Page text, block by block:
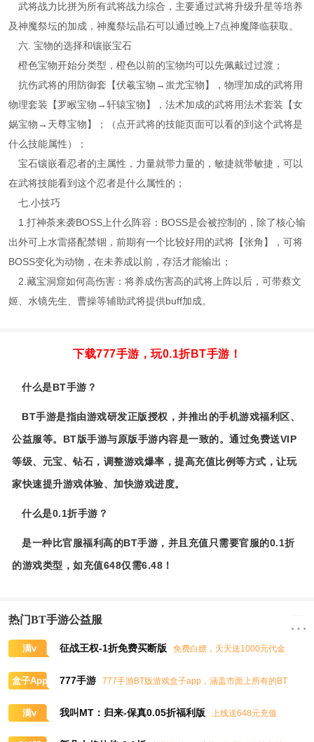
武将战力比拼为所有武将战力综合，主要通过武将升级升星等培养
及神魔祭坛的加成，神魔祭坛晶石可以通过晚上7点神魔降临获取。
六. 宝物的选择和镶嵌宝石
橙色宝物开始分类型，橙色以前的宝物均可以先佩戴过过渡；
抗伤武将的用防御套【伏羲宝物→蚩尤宝物】，物理加成的武将用
物理套装【罗睺宝物→轩辕宝物】，法术加成的武将用法术套装【女
娲宝物→天尊宝物】；（点开武将的技能页面可以看的到这个武将是
什么技能属性）；
宝石镶嵌看忍者的主属性，力量就带力量的，敏捷就带敏捷，可以
在武将技能看到这个忍者是什么属性的；
七.小技巧
1.打神荼来袭BOSS上什么阵容：BOSS是会被控制的，除了核心输
出外可上水雷搭配禁锢，前期有一个比较好用的武将【张角】，可将
BOSS变化为动物，在未养成以前，存活才能输出；
2.藏宝洞窟如何高伤害：将养成伤害高的武将上阵以后，可带蔡文
姬、水镜先生、曹操等辅助武将提供buff加成。
下载777手游，玩0.1折BT手游！
什么是BT手游？
BT手游是指由游戏研发正版授权，并推出的手机游戏福利区、
公益服等。BT版手游与原版手游内容是一致的。通过免费送VIP
等级、元宝、钻石，调整游戏爆率，提高充值比例等方式，让玩
家快速提升游戏体验、加快游戏进度。
什么是0.1折手游？
是一种比官服福利高的BT手游，并且充值只需要官服的0.1折
的游戏类型，如充值648仅需6.48！
热门BT手游公益服
满v 征战王权-1折免费买断版
免费白嫖，天天送1000元代金
盒子App 777手游
777手游BT版游戏盒子app，涵盖市面上所有的BT
满v 我叫MT：归来-保真0.05折福利版
上线送648元充值